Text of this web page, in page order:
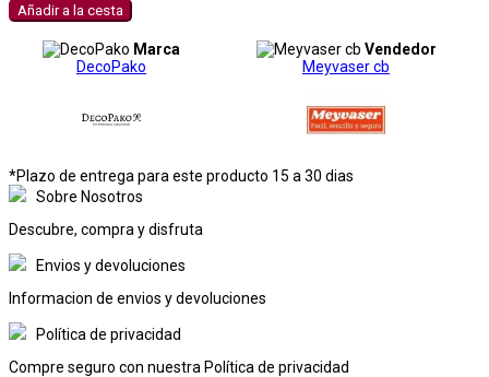
Añadir a la cesta
Marca
DecoPako
Vendedor
Meyvaser cb
*Plazo de entrega para este producto 15 a 30 dias
Sobre Nosotros
Descubre, compra y disfruta
Envios y devoluciones
Informacion de envios y devoluciones
Política de privacidad
Compre seguro con nuestra Política de privacidad